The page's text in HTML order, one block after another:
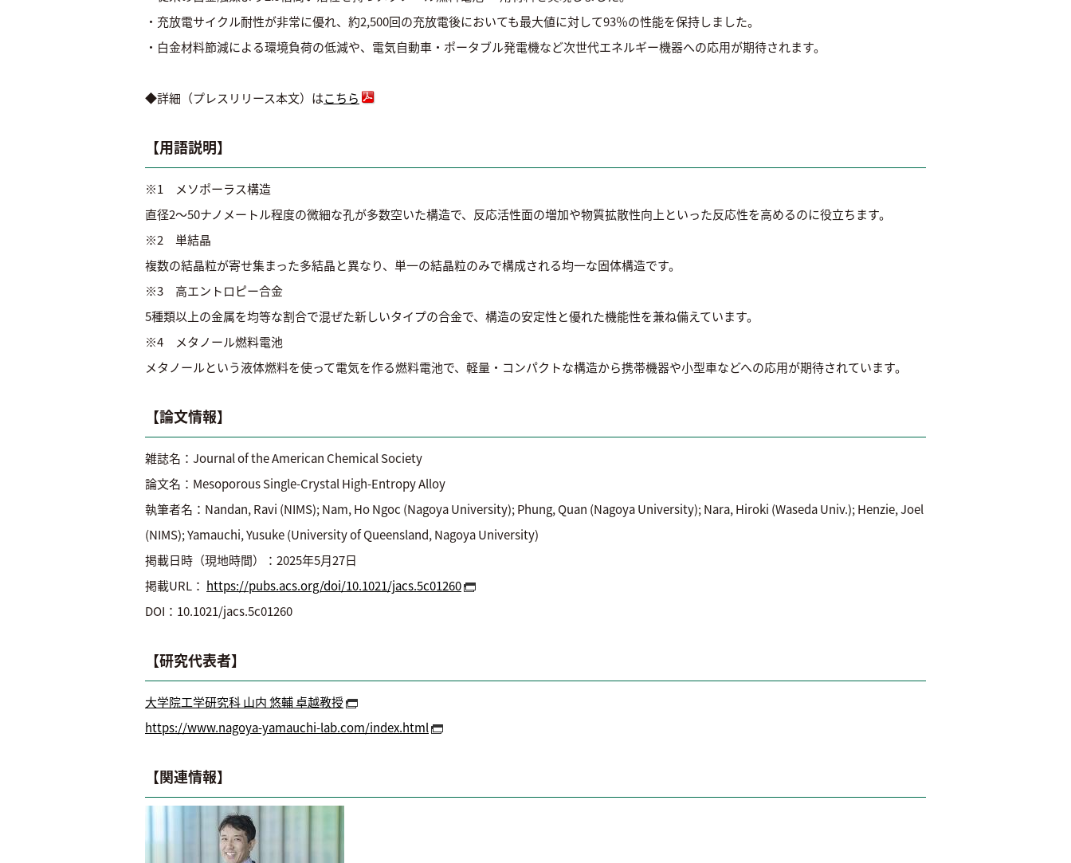
・充放電サイクル耐性が非常に優れ、約2,500回の充放電後においても最大値に対して93％の性能を保持しました。
・白金材料節減による環境負荷の低減や、電気自動車・ポータブル発電機など次世代エネルギー機器への応用が期待されます。
◆詳細（プレスリリース本文）はこちら
【用語説明】
※1 メソポーラス構造
直径2～50ナノメートル程度の微細な孔が多数空いた構造で、反応活性面の増加や物質拡散性向上といった反応性を高めるのに役立ちます。
※2 単結晶
複数の結晶粒が寄せ集まった多結晶と異なり、単一の結晶粒のみで構成される均一な固体構造です。
※3 高エントロピー合金
5種類以上の金属を均等な割合で混ぜた新しいタイプの合金で、構造の安定性と優れた機能性を兼ね備えています。
※4 メタノール燃料電池
メタノールという液体燃料を使って電気を作る燃料電池で、軽量・コンパクトな構造から携帯機器や小型車などへの応用が期待されています。
【論文情報】
雑誌名：Journal of the American Chemical Society
論文名：Mesoporous Single-Crystal High-Entropy Alloy
執筆者名：Nandan, Ravi (NIMS); Nam, Ho Ngoc (Nagoya University); Phung, Quan (Nagoya University); Nara, Hiroki (Waseda Univ.); Henzie, Joel
(NIMS); Yamauchi, Yusuke (University of Queensland, Nagoya University)
掲載日時（現地時間）：2025年5月27日
掲載URL： https://pubs.acs.org/doi/10.1021/jacs.5c01260
DOI：10.1021/jacs.5c01260
【研究代表者】
大学院工学研究科 山内 悠輔 卓越教授
https://www.nagoya-yamauchi-lab.com/index.html
【関連情報】